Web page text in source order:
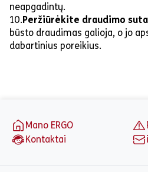
neapgadintų.
10.Peržiūrėkite draudimo
būsto draudimas galioja, o jo
dabartinius poreikius.
Mano ERGO
Kontaktai